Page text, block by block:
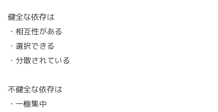
健全な依存は
・相互性がある
・選択できる
・分散されている
不健全な依存は
・一極集中